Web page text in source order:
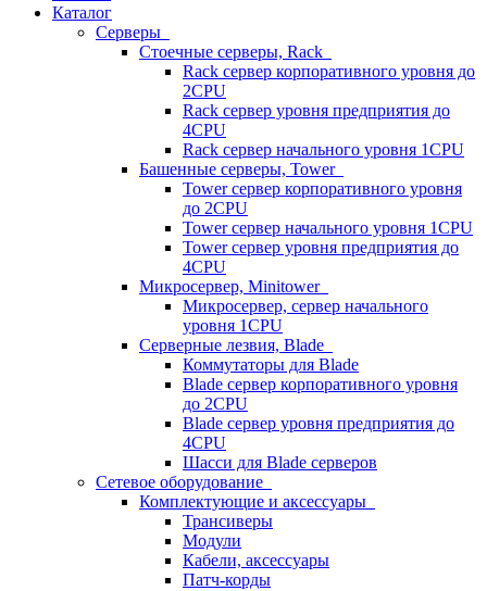
Каталог
Серверы
Стоечные серверы, Rack
Rack сервер корпоративного уровня до
2CPU
Rack сервер уровня предприятия до
4CPU
Rack сервер начального уровня 1CPU
Башенные серверы, Tower
Tower сервер корпоративного уровня
до 2CPU
Tower сервер начального уровня 1CPU
Tower сервер уровня предприятия до
4CPU
Микросервер, Minitower
Микросервер, сервер начального
уровня 1CPU
Серверные лезвия, Blade
Коммутаторы для Blade
Blade сервер корпоративного уровня
до 2CPU
Blade сервер уровня предприятия до
4CPU
Шасси для Blade серверов
Сетевое оборудование
Комплектующие и аксессуары
Трансиверы
Модули
Кабели, аксессуары
Патч-корды